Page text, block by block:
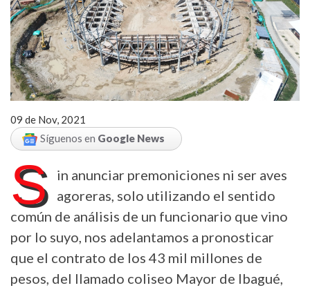
09 de Nov, 2021
Síguenos en Google News
S
in anunciar premoniciones ni ser aves
agoreras, solo utilizando el sentido
común de análisis de un funcionario que vino
por lo suyo, nos adelantamos a pronosticar
que el contrato de los 43 mil millones de
pesos, del llamado coliseo Mayor de Ibagué,